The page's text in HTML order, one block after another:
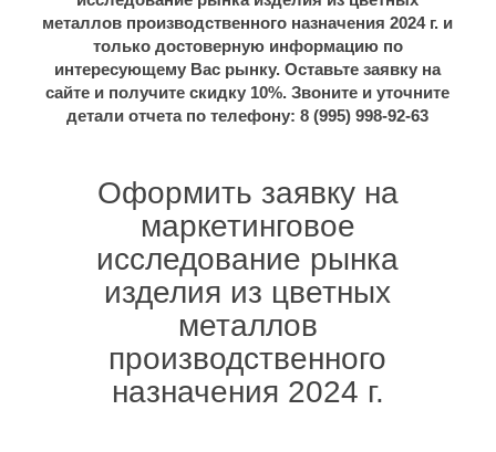
металлов производственного назначения 2024 г. и
только достоверную информацию по
интересующему Вас рынку. Оставьте заявку на
сайте и получите скидку 10%. Звоните и уточните
детали отчета по телефону: 8 (995) 998-92-63
Оформить заявку на
маркетинговое
исследование рынка
изделия из цветных
металлов
производственного
назначения 2024 г.